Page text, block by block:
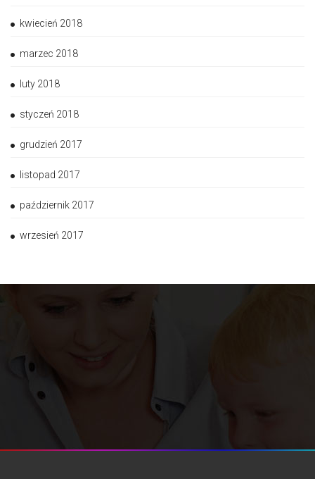
kwiecień 2018
marzec 2018
luty 2018
styczeń 2018
grudzień 2017
listopad 2017
październik 2017
wrzesień 2017